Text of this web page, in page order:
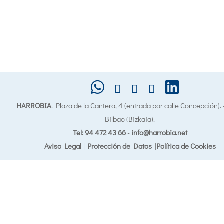
HARROBIA. Plaza de la Cantera, 4 (entrada por calle
Bilbao (Bizkaia).
Tel: 94 472 43 66- info@harrobia.net
Aviso Legal| Protección de Datos|Política de Cookies